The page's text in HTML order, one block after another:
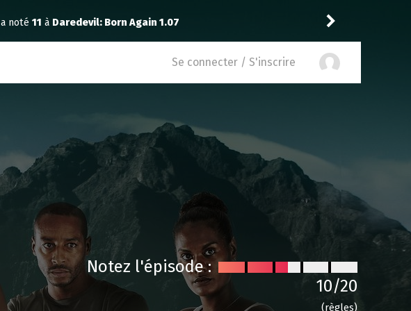
Drannocka noté14àStargate SG-1 1.12
Se connecter / S'inscrire
Notez l'épisode :
10/20
(règles)